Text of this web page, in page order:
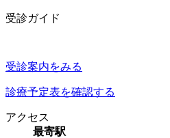
受診ガイド
受診案内をみる
診療予定表を確認する
アクセス
最寄駅